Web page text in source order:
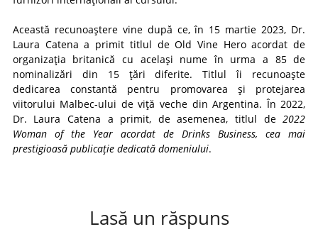
Această recunoaștere vine după ce, în 15 martie 2023, Dr.
Laura Catena a primit titlul de Old Vine Hero acordat de
organizația britanică cu același nume în urma a 85 de
nominalizări din 15 țări diferite. Titlul îi recunoaște
dedicarea constantă pentru promovarea și protejarea
viitorului Malbec-ului de viță veche din Argentina. În 2022,
Dr. Laura Catena a primit, de asemenea, titlul de2022
Woman of the Year acordat de Drinks Business, cea mai
prestigioasă publicație dedicată domeniului.
Lasă un răspuns